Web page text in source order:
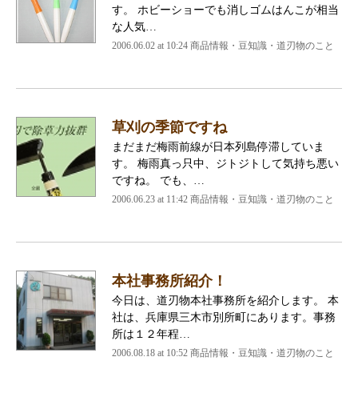
す。 ホビーショーでも消しゴムはんこが相当
な人気…
2006.06.02 at 10:24 商品情報・豆知識・道刃物のこと
草刈の季節ですね
まだまだ梅雨前線が日本列島停滞していま
す。 梅雨真っ只中、ジトジトして気持ち悪い
ですね。 でも、…
2006.06.23 at 11:42 商品情報・豆知識・道刃物のこと
本社事務所紹介！
今日は、道刃物本社事務所を紹介します。 本
社は、兵庫県三木市別所町にあります。事務
所は１２年程…
2006.08.18 at 10:52 商品情報・豆知識・道刃物のこと